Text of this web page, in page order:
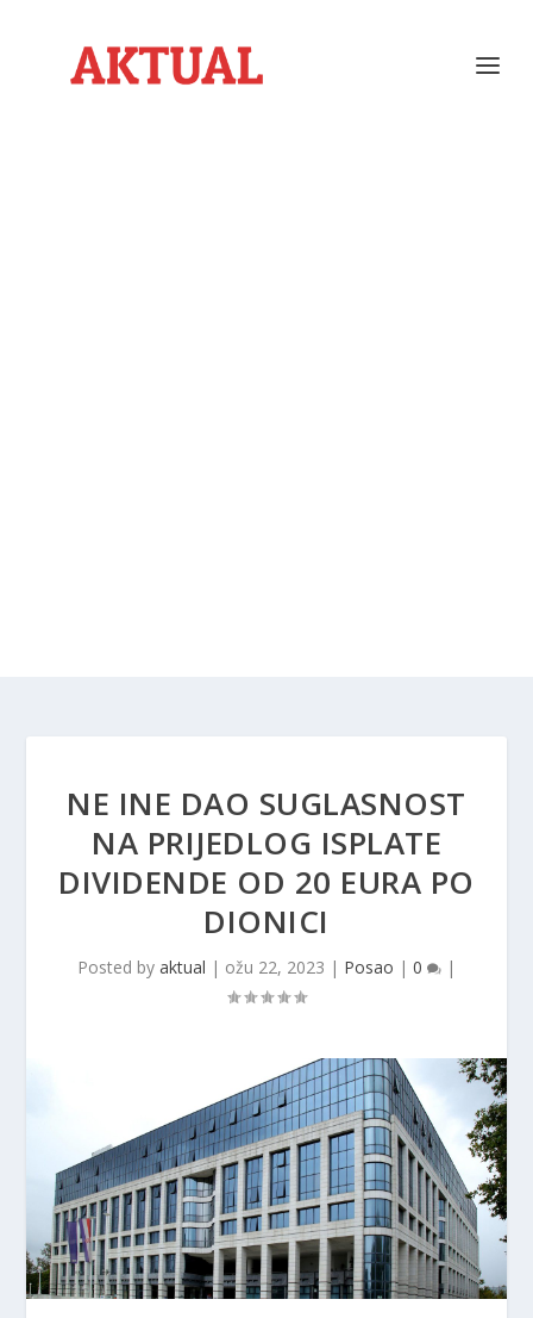
NE INE DAO SUGLASNOST
NA PRIJEDLOG ISPLATE
DIVIDENDE OD 20 EURA PO
DIONICI
Posted by aktual | ožu 22, 2023 | Posao | 0 |